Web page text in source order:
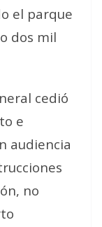
el parque
dos mil
cedió
e
audiencia
no